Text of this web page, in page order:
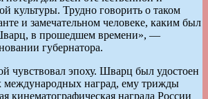
культуры. Трудно говорить о таком
и замечательном человеке, каким был
в прошедшем времени», —
губернатора.
чувствовал эпоху. Шварц был удостоен
наград, ему трижды
кинематографическая награда России